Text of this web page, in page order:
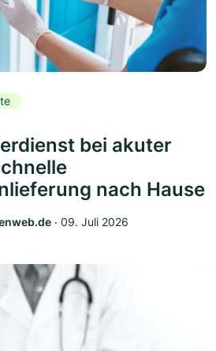
bei akuter
nach Hause
‧ 09. Juli 2026